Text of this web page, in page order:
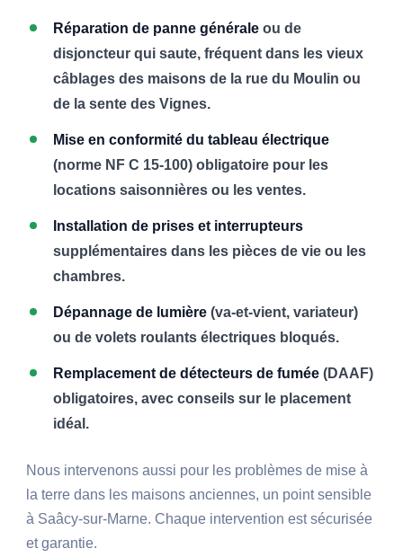
Réparation de panne générale ou de
disjoncteur qui saute, fréquent dans les vieux
câblages des maisons de la rue du Moulin ou
de la sente des Vignes.
Mise en conformité du tableau électrique
(norme NF C 15-100) obligatoire pour les
locations saisonnières ou les ventes.
Installation de prises et interrupteurs
supplémentaires dans les pièces de vie ou les
chambres.
Dépannage de lumière (va-et-vient, variateur)
ou de volets roulants électriques bloqués.
Remplacement de détecteurs de fumée (DAAF)
obligatoires, avec conseils sur le placement
idéal.
Nous intervenons aussi pour les problèmes de mise à
la terre dans les maisons anciennes, un point sensible
à Saâcy-sur-Marne. Chaque intervention est sécurisée
et garantie.